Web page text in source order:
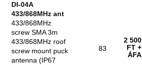
DI-04A
433/868MHz ant
433/868MHz
screw SMA 3m
433/868MHz roof
screw mount puck
antenna (IP67
83
2 500
FT +
ÁFA